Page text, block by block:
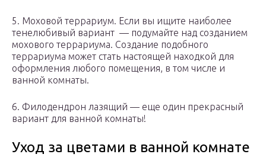
5. Моховой террариум. Если вы ищите наиболее
тенелюбивый вариант — подумайте над созданием
мохового террариума. Создание подобного
террариума может стать настоящей находкой для
оформления любого помещения, в том числе и
ванной комнаты.
6. Филодендрон лазящий — еще один прекрасный
вариант для ванной комнаты!
Уход за цветами в ванной комнате